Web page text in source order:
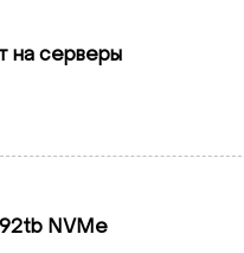
на серверы
NVMe